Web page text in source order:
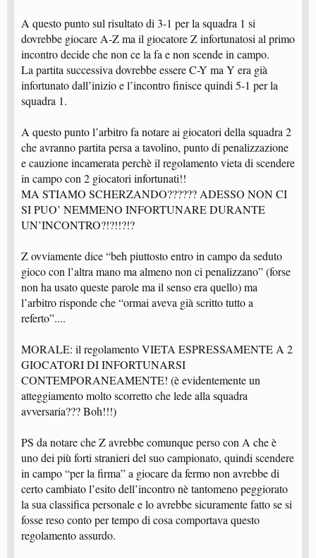
A questo punto sul risultato di 3-1 per la squadra 1 si
dovrebbe giocare A-Z ma il giocatore Z infortunatosi al primo
incontro decide che non ce la fa e non scende in campo.
La partita successiva dovrebbe essere C-Y ma Y era già
infortunato dall’inizio e l’incontro finisce quindi 5-1 per la
squadra 1.
A questo punto l’arbitro fa notare ai giocatori della squadra 2
che avranno partita persa a tavolino, punto di penalizzazione
e cauzione incamerata perchè il regolamento vieta di scendere
in campo con 2 giocatori infortunati!!
MA STIAMO SCHERZANDO?????? ADESSO NON CI
SI PUO’ NEMMENO INFORTUNARE DURANTE
UN’INCONTRO?!?!!?!?
Z ovviamente dice “beh piuttosto entro in campo da seduto
gioco con l’altra mano ma almeno non ci penalizzano” (forse
non ha usato queste parole ma il senso era quello) ma
l’arbitro risponde che “ormai aveva già scritto tutto a
referto”....
MORALE: il regolamento VIETA ESPRESSAMENTE A 2
GIOCATORI DI INFORTUNARSI
CONTEMPORANEAMENTE! (è evidentemente un
atteggiamento molto scorretto che lede alla squadra
avversaria??? Boh!!!)
PS da notare che Z avrebbe comunque perso con A che è
uno dei più forti stranieri del suo campionato, quindi scendere
in campo “per la firma” a giocare da fermo non avrebbe di
certo cambiato l’esito dell’incontro nè tantomeno peggiorato
la sua classifica personale e lo avrebbe sicuramente fatto se si
fosse reso conto per tempo di cosa comportava questo
regolamento assurdo.